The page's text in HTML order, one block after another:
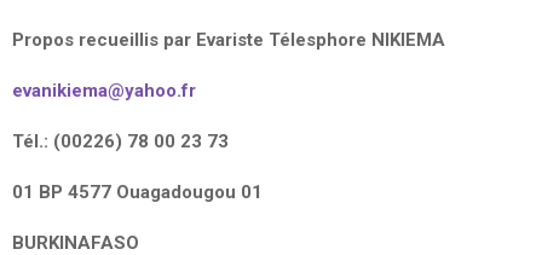
Propos recueillis par Evariste Télesphore NIKIEMA
evanikiema@yahoo.fr
Tél.: (00226) 78 00 23 73
01 BP 4577 Ouagadougou 01
BURKINAFASO